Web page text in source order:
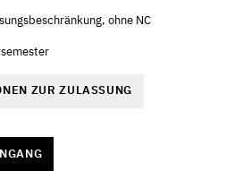
ohne NC
ZUR ZULASSUNG